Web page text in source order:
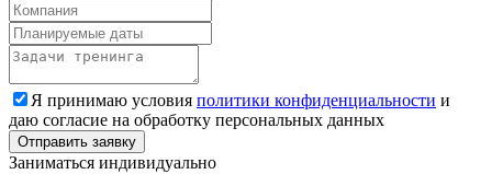
Я принимаю условия политики конфиденциальности и
даю согласие на обработку персональных данных
Заниматься индивидуально